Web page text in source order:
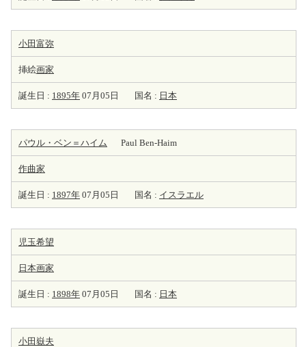
小田富弥
挿絵画家
誕生日 : 1895年 07月05日 国名 : 日本
パウル・ベン＝ハイム Paul Ben-Haim
作曲家
誕生日 : 1897年 07月05日 国名 : イスラエル
児玉希望
日本画家
誕生日 : 1898年 07月05日 国名 : 日本
小田嶽夫